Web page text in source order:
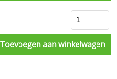
Toevoegen aan winkelwagen